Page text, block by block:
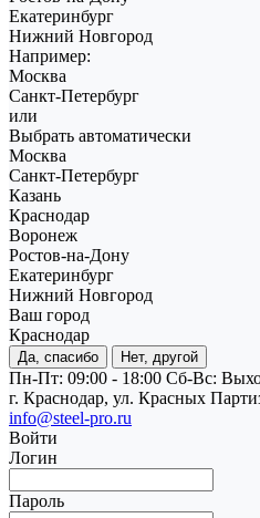
Екатеринбург
Нижний Новгород
Например:
Москва
Санкт-Петербург
или
Выбрать автоматически
Москва
Санкт-Петербург
Казань
Краснодар
Воронеж
Ростов-на-Дону
Екатеринбург
Нижний Новгород
Ваш город
Краснодар
Да, спасибо Нет, другой
Пн-Пт: 09:00 - 18:00 Cб-Вс:
г. Краснодар, ул. Красных
info@steel-pro.ru
Войти
Логин
Пароль